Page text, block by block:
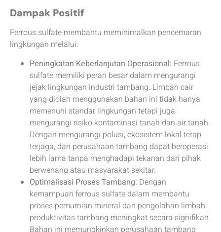
Dampak Positif
Ferrous sulfate membantu meminimalkan pencemaran
lingkungan melalui:
Peningkatan Keberlanjutan Operasional: Ferrous
sulfate memiliki peran besar dalam mengurangi
jejak lingkungan industri tambang. Limbah cair
yang diolah menggunakan bahan ini tidak hanya
memenuhi standar lingkungan tetapi juga
mengurangi risiko kontaminasi tanah dan air tanah.
Dengan mengurangi polusi, ekosistem lokal tetap
terjaga, dan perusahaan tambang dapat beroperasi
lebih lama tanpa menghadapi tekanan dari pihak
berwenang atau masyarakat sekitar.
Optimalisasi Proses Tambang: Dengan
kemampuan ferrous sulfate dalam membantu
proses pemurnian mineral dan pengolahan limbah,
produktivitas tambang meningkat secara signifikan.
Bahan ini memungkinkan perusahaan tambang